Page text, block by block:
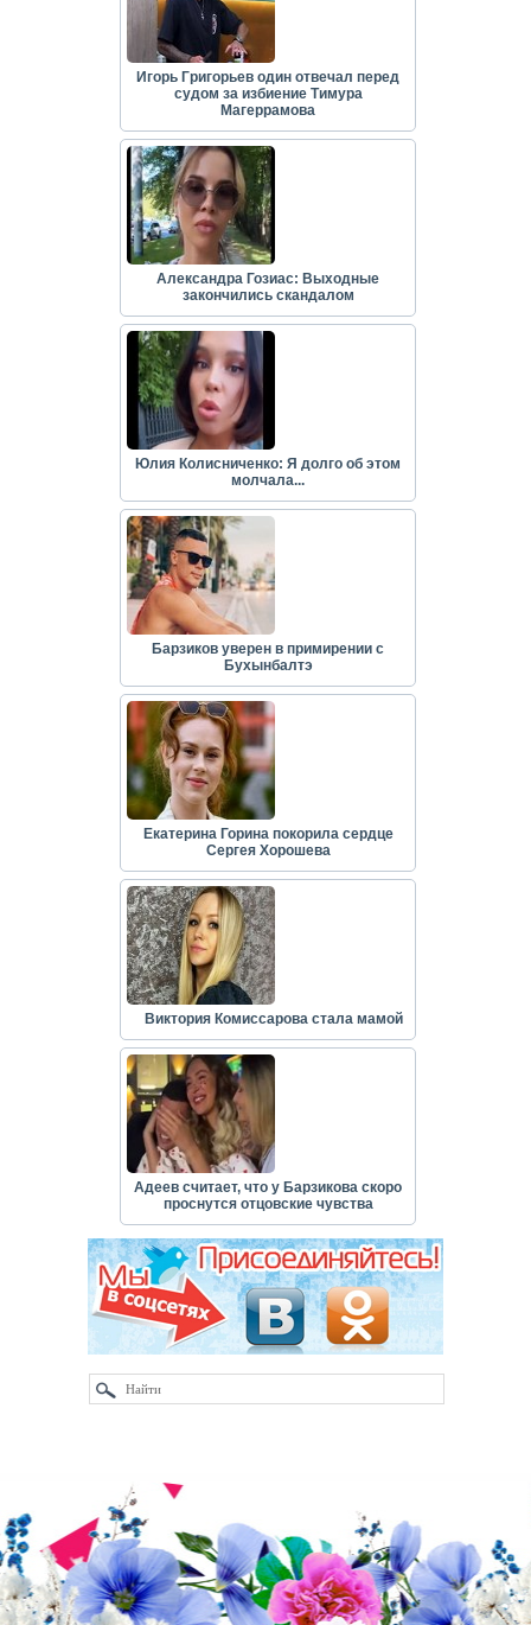
Игорь Григорьев один отвечал перед
судом за избиение Тимура
Магеррамова
Александра Гозиас: Выходные
закончились скандалом
Юлия Колисниченко: Я долго об этом
молчала...
Барзиков уверен в примирении с
Бухынбалтэ
Екатерина Горина покорила сердце
Сергея Хорошева
Виктория Комиссарова стала мамой
Адеев считает, что у Барзикова скоро
проснутся отцовские чувства